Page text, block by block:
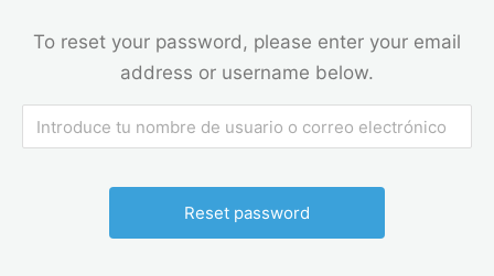
To reset your password, please enter your email
address or username below.